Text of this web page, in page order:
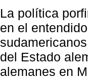
La política
en el
del Estado
alemanes en